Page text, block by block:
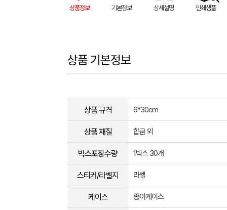
상품정보 기본정보 상세설명 인쇄샘플
상품 기본정보
상품 규격 6*30cm
상품 재질 합금 외
박스포장수량 1박스 30개
스티커/라벨지 라벨
케이스 종이케이스